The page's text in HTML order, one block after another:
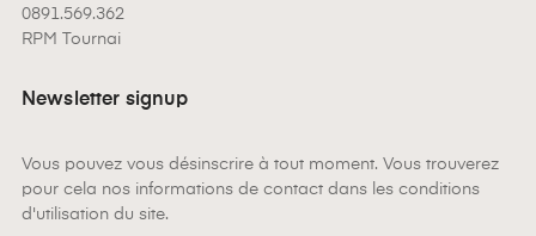
0891.569.362
RPM Tournai
Newsletter signup
Vous pouvez vous désinscrire à tout moment. Vous trouverez
pour cela nos informations de contact dans les conditions
d'utilisation du site.